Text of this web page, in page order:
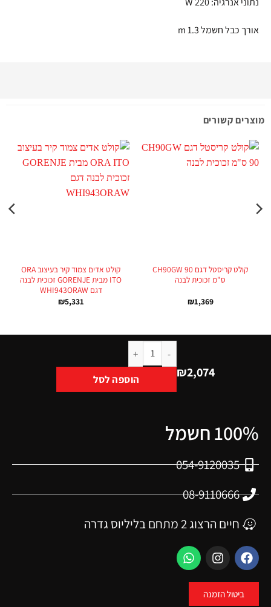
אורך כבל חשמל 1.3 m
מוצרים קשורים
קולט קריסטל דגם CH90GW 90
ס"מ זכוכית לבנה
₪1,369
קולט אדים צמוד קיר בעיצוב ORA
ITO מבית GORENJE זכוכית לבנה
דגם WHI943ORAW
₪5,331
₪2,074 הוספה לסל
100% חשמל
054-9120035
08-9110666
חיים הרצוג 2 מתחם בליליוס גדרה
ביטול הזמנה